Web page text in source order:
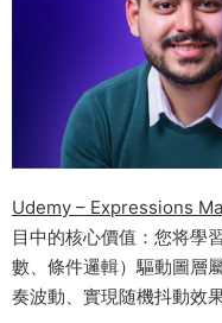
Udemy – Expressions
目中的核心價值​：您将學
數、條件邏輯）驅動圖層
奏波動、實現随機抖動效